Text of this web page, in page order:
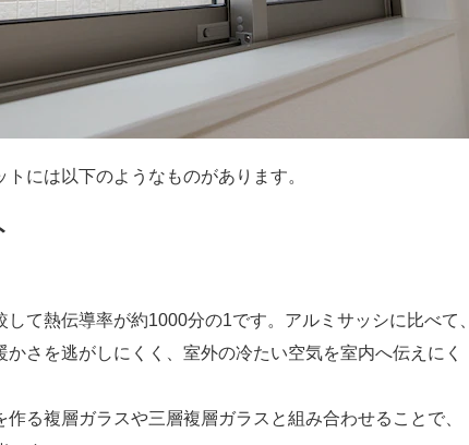
には以下のようなものがあります。
て熱伝導率が約1000分の1です。アルミサッシに比べて、
さを逃がしにくく、室外の冷たい空気を室内へ伝えにく
る複層ガラスや三層複層ガラスと組み合わせることで、